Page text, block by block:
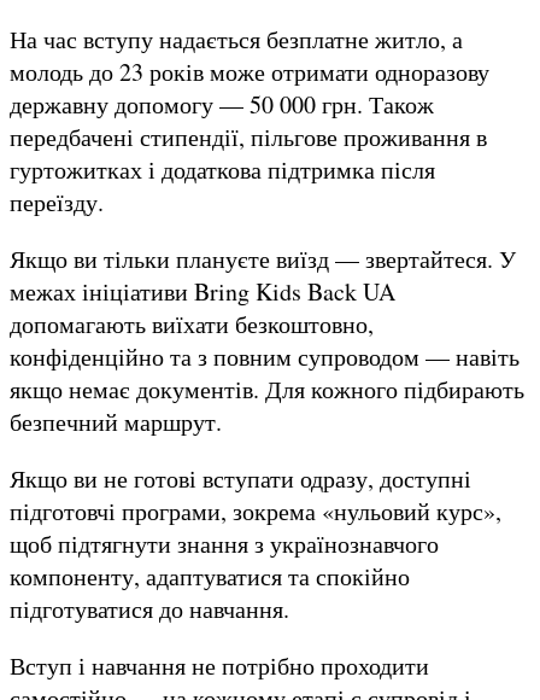
На час вступу надається безплатне житло, а
молодь до 23 років може отримати одноразову
державну допомогу — 50 000 грн. Також
передбачені стипендії, пільгове проживання в
гуртожитках і додаткова підтримка після
переїзду.
Якщо ви тільки плануєте виїзд — звертайтеся. У
межах ініціативи Bring Kids Back UA
допомагають виїхати безкоштовно,
конфіденційно та з повним супроводом — навіть
якщо немає документів. Для кожного підбирають
безпечний маршрут.
Якщо ви не готові вступати одразу, доступні
підготовчі програми, зокрема «нульовий курс»,
щоб підтягнути знання з українознавчого
компоненту, адаптуватися та спокійно
підготуватися до навчання.
Вступ і навчання не потрібно проходити